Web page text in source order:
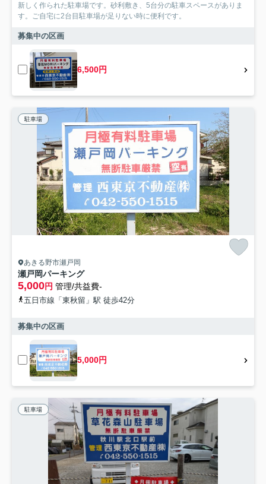
新しく作られた駐車場です。砂利敷き、5台分の駐車スペースがありま
す。ご自宅に2台目駐車場が足りない時に便利です。
募集中の区画
6,500円
駐車場
あきる野市瀬戸岡
瀬戸岡パーキング
5,000円 管理/共益費-
五日市線「東秋留」駅 徒歩42分
募集中の区画
5,000円
駐車場